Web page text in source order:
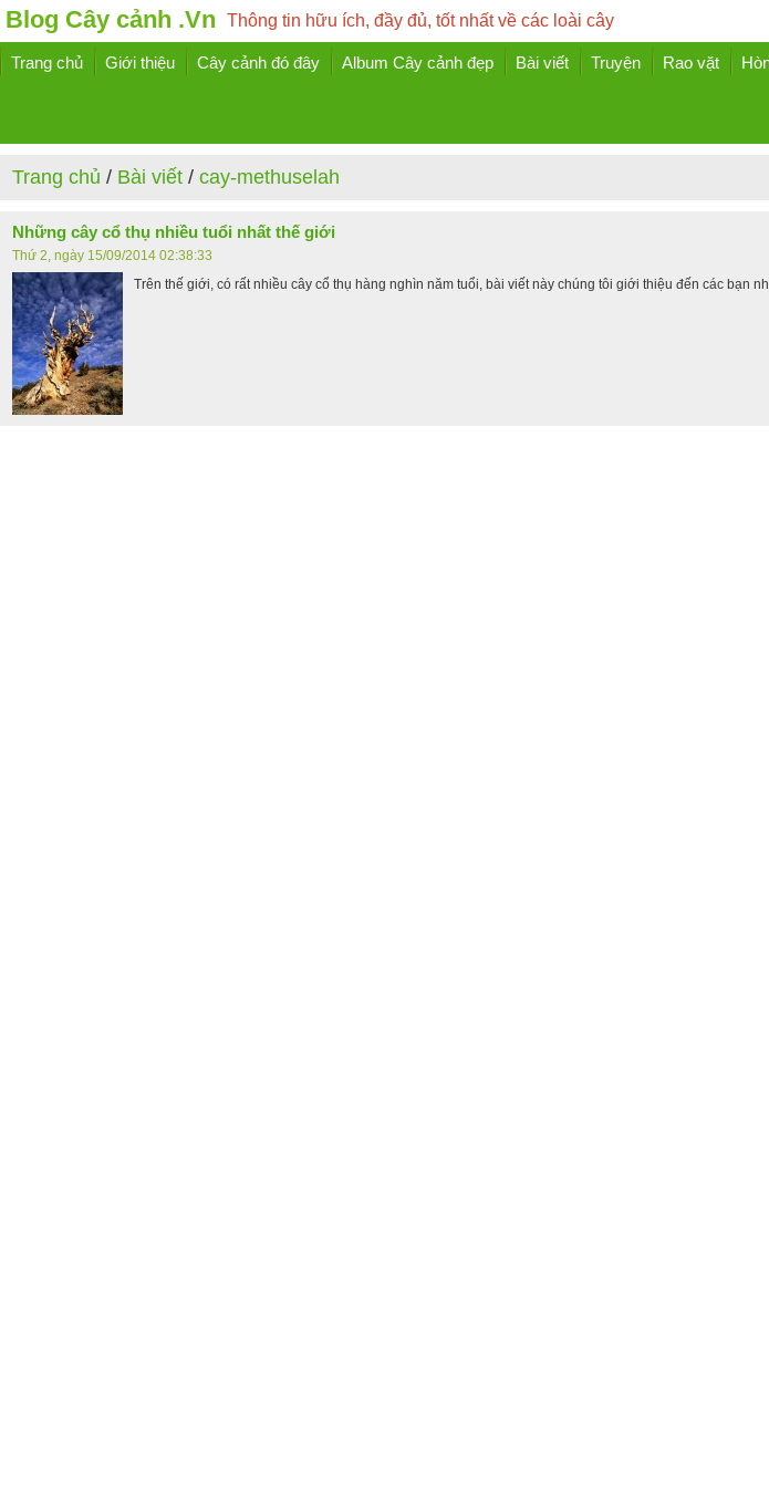
Blog Cây cảnh .Vn Thông tin hữu ích, đầy đủ, tốt nhất về các loài cây
Trang chủ Giới thiệu Cây cảnh đó đây Album Cây cảnh đẹp Bài viết Truyện Rao vặt
Trang chủ / Bài viết/ cay-methuselah
Những cây cổ thụ nhiều tuổi nhất thế giới
Thứ 2, ngày 15/09/2014 02:38:33
Trên thế giới, có rất nhiều cây cổ thụ hàng nghìn năm tuổi, bài viết này chúng tôi giới thiệu đến các bạn